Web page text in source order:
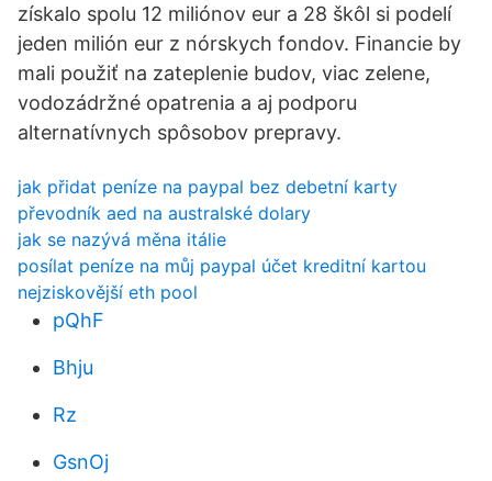
získalo spolu 12 miliónov eur a 28 škôl si podelí
jeden milión eur z nórskych fondov. Financie by
mali použiť na zateplenie budov, viac zelene,
vodozádržné opatrenia a aj podporu
alternatívnych spôsobov prepravy.
jak přidat peníze na paypal bez debetní karty
převodník aed na australské dolary
jak se nazývá měna itálie
posílat peníze na můj paypal účet kreditní kartou
nejziskovější eth pool
pQhF
Bhju
Rz
GsnOj